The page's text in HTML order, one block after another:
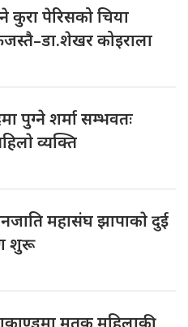
कुरा पेरिसको चिया
कोइराला
पुग्ने शर्मा सम्भवतः
व्यक्ति
महासंघ झापाकाे दुई
शुरू